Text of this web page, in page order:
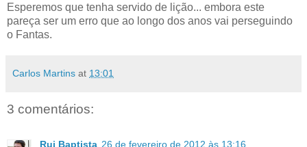
Esperemos que tenha servido de lição... embora este
pareça ser um erro que ao longo dos anos vai perseguindo
o Fantas.
Carlos Martins at 13:01
3 comentários:
Rui Baptista 26 de fevereiro de 2012 às 13:16